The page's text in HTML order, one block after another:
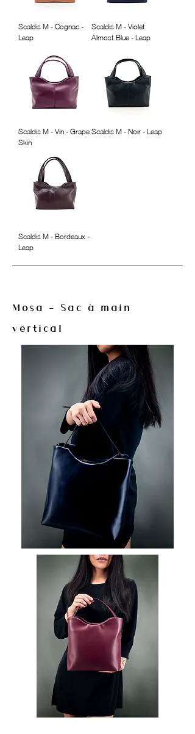
Scaldis M - Cognac -
Leap
Scaldis M - Violet
Almost Blue - Leap
Scaldis M - Vin - Grape
Skin
Scaldis M - Noir - Leap
Scaldis M - Bordeaux -
Leap
Mosa - Sac à main
vertical